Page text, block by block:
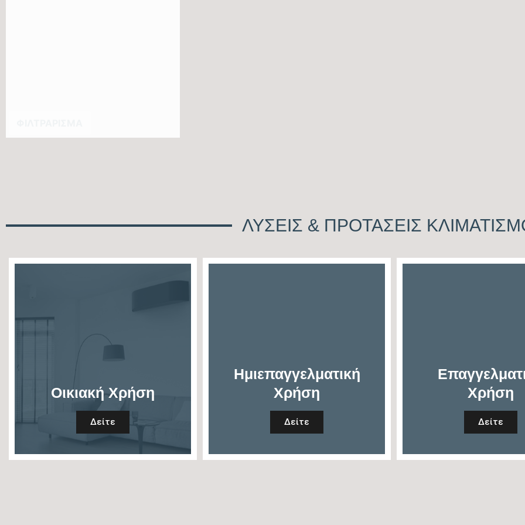
ΛΥΣΕΙΣ & ΠΡΟΤΑΣΕΙΣ
Οικιακή Χρήση
Δείτε
Ημιεπαγγελματική
Χρήση
Δείτε
Χρήση
Δείτε